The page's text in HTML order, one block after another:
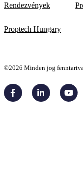
Rendezvények
Proptech Hungary
©2026 Minden jog